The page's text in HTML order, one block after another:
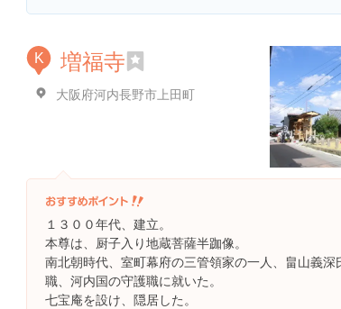
K 増福寺
大阪府河内長野市上田町
１３００年代、建立。
本尊は、厨子入り地蔵菩薩半跏像。
南北朝時代、室町幕府の三管領家の一人、畠山義深
職、河内国の守護職に就いた。
七宝庵を設け、隠居した。